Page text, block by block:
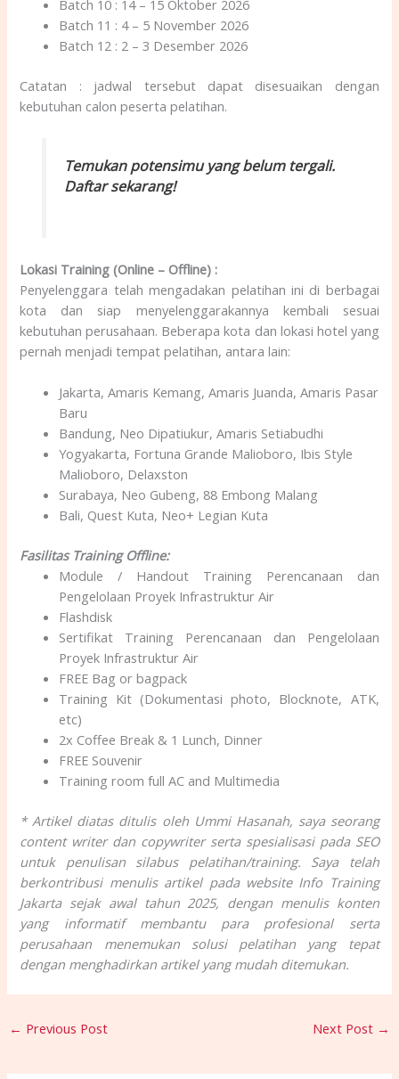
Batch 10 : 14 – 15 Oktober 2026
Batch 11 : 4 – 5 November 2026
Batch 12 : 2 – 3 Desember 2026
Catatan : jadwal tersebut dapat disesuaikan dengan
kebutuhan calon peserta pelatihan.
Temukan potensimu yang belum tergali.
Daftar sekarang!
Lokasi Training (Online – Offline) :
Penyelenggara telah mengadakan pelatihan ini di berbagai
kota dan siap menyelenggarakannya kembali sesuai
kebutuhan perusahaan. Beberapa kota dan lokasi hotel yang
pernah menjadi tempat pelatihan, antara lain:
Jakarta, Amaris Kemang, Amaris Juanda, Amaris Pasar
Baru
Bandung, Neo Dipatiukur, Amaris Setiabudhi
Yogyakarta, Fortuna Grande Malioboro, Ibis Style
Malioboro, Delaxston
Surabaya, Neo Gubeng, 88 Embong Malang
Bali, Quest Kuta, Neo+ Legian Kuta
Fasilitas Training Offline:
Module / Handout Training Perencanaan dan
Pengelolaan Proyek Infrastruktur Air
Flashdisk
Sertifikat Training Perencanaan dan Pengelolaan
Proyek Infrastruktur Air
FREE Bag or bagpack
Training Kit (Dokumentasi photo, Blocknote, ATK,
etc)
2x Coffee Break & 1 Lunch, Dinner
FREE Souvenir
Training room full AC and Multimedia
* Artikel diatas ditulis oleh Ummi Hasanah, saya seorang
content writer dan copywriter serta spesialisasi pada SEO
untuk penulisan silabus pelatihan/training. Saya telah
berkontribusi menulis artikel pada website Info Training
Jakarta sejak awal tahun 2025, dengan menulis konten
yang informatif membantu para profesional serta
perusahaan menemukan solusi pelatihan yang tepat
dengan menghadirkan artikel yang mudah ditemukan.
← Previous Post Next Post →